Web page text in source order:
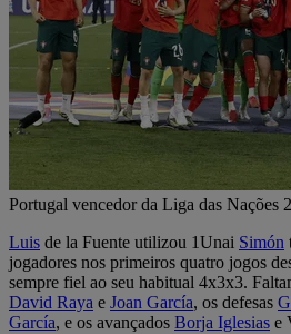
Portugal vencedor da Liga das
Luis de la Fuente utilizou 1Unai Simón
jogadores nos primeiros quatro jogos
sempre fiel ao seu habitual 4x3x3.
David Raya e Joan García, os defesas
García, e os avançados Borja Iglesias e